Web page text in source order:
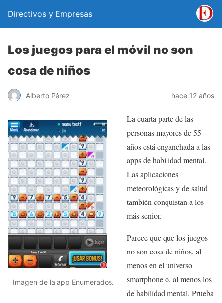
Directivos y Empresas
Los juegos para el móvil no son
cosa de niños
Alberto Pérez hace 12 años
Imagen de la app Enumerados.
La cuarta parte de las
personas mayores de 55
años está enganchada a las
apps de habilidad mental.
Las aplicaciones
meteorológicas y de salud
también conquistan a los
más senior.
Parece que que los juegos
no son cosa de niños, al
menos en el universo
smartphone o, al menos los
de habilidad mental. Prueba